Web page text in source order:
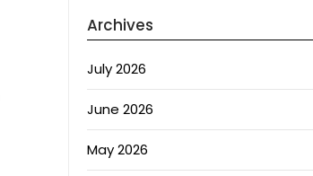
Archives
July 2026
June 2026
May 2026